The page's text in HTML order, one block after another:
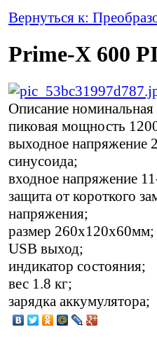
Вернуться к:
Prime-X 600
Описание
пиковая мощность
выходное напряжение
синусоида;
входное напряжение
защита от короткого
напряжения;
размер 260х120х60мм;
USB выход;
индикатор состояния;
вес 1.8 кг;
зарядка аккумулятора;